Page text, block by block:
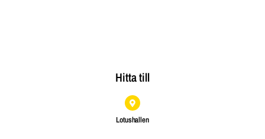
Hitta till
Lotushallen